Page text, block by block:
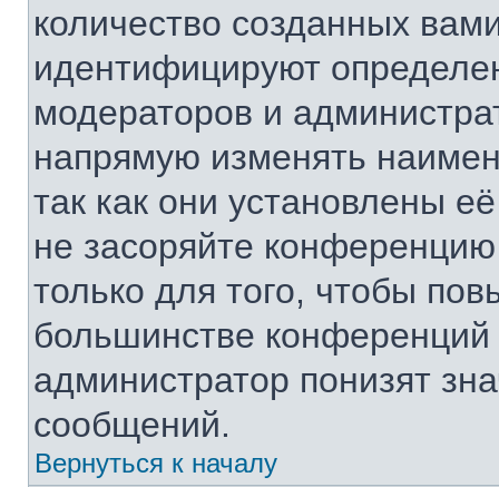
количество созданных
идентифицируют
модераторов и
напрямую изменять
так как они установлены
не засоряйте
только для того, чтобы
большинстве
администратор понизят
сообщений.
Вернуться к началу